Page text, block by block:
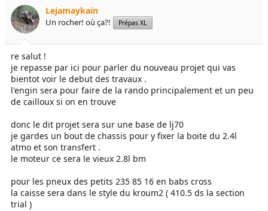
e
l
a
s
c
u
s
s
o
n
é
b
Lejamaykain
Un rocher! où ça?! Prépas XL
re salut !
je repasse par ici pour parler du nouveau projet qui vas
bientot voir le debut des travaux .
l'engin sera pour faire de la rando principalement et un peu
de cailloux si on en trouve
donc le dit projet sera sur une base de lj70
je gardes un bout de chassis pour y fixer la boite du 2.4l
atmo et son transfert .
le moteur ce sera le vieux 2.8l bm
pour les pneux des petits 235 85 16 en babs cross
la caisse sera dans le style du kroum2 ( 410.5 ds la section
trial )